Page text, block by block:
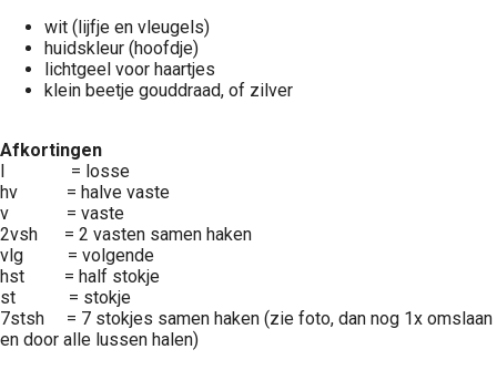
wit (lijfje en vleugels)
huidskleur (hoofdje)
lichtgeel voor haartjes
klein beetje gouddraad, of zilver
Afkortingen
l = losse
hv = halve vaste
v = vaste
2vsh = 2 vasten samen haken
vlg = volgende
hst = half stokje
st = stokje
7stsh = 7 stokjes samen haken (zie foto, dan nog 1x omslaan
en door alle lussen halen)